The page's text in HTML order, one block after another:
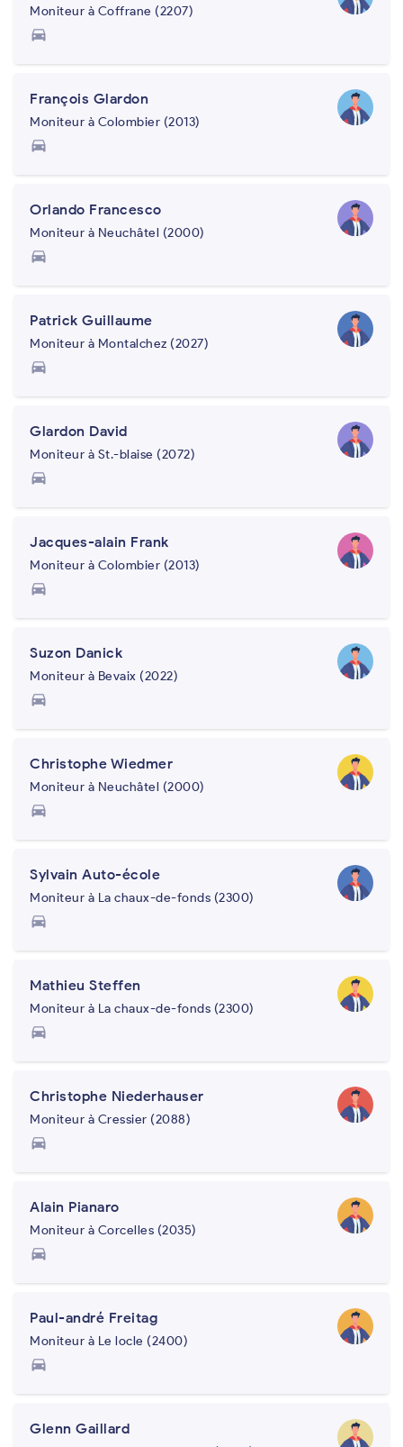
Moniteur à Coffrane (2207)
directions_car
François Glardon
Moniteur à Colombier (2013)
directions_car
Orlando Francesco
Moniteur à Neuchâtel (2000)
directions_car
Patrick Guillaume
Moniteur à Montalchez (2027)
directions_car
Glardon David
Moniteur à St.-blaise (2072)
directions_car
Jacques-alain Frank
Moniteur à Colombier (2013)
directions_car
Suzon Danick
Moniteur à Bevaix (2022)
directions_car
Christophe Wiedmer
Moniteur à Neuchâtel (2000)
directions_car
Sylvain Auto-école
Moniteur à La chaux-de-fonds (2300)
directions_car
Mathieu Steffen
Moniteur à La chaux-de-fonds (2300)
directions_car
Christophe Niederhauser
Moniteur à Cressier (2088)
directions_car
Alain Pianaro
Moniteur à Corcelles (2035)
directions_car
Paul-andré Freitag
Moniteur à Le locle (2400)
directions_car
Glenn Gaillard